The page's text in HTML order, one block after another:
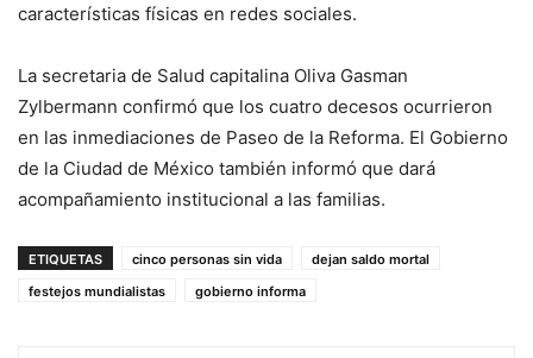
características físicas en redes sociales.
La secretaria de Salud capitalina Oliva Gasman
Zylbermann confirmó que los cuatro decesos ocurrieron
en las inmediaciones de Paseo de la Reforma. El Gobierno
de la Ciudad de México también informó que dará
acompañamiento institucional a las familias.
ETIQUETAS cinco personas sin vida
dejan saldo mortal
festejos mundialistas
gobierno informa